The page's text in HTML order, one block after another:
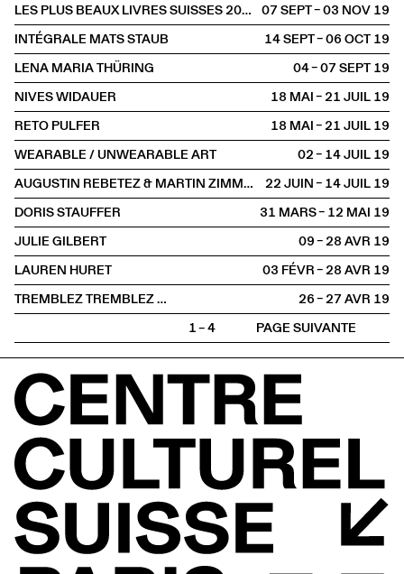
LES PLUS BEAUX LIVRES SUISSES 2018
07 SEPT – 03 NOV2019
INTÉGRALE MATS STAUB
14 SEPT – 06 OCT2019
LENA MARIA THÜRING
04 – 07 SEPT2019
NIVES WIDAUER
18 MAI – 21 JUIL2019
RETO PULFER
18 MAI – 21 JUIL2019
WEARABLE / UNWEARABLE ART
02 – 14 JUIL2019
AUGUSTIN REBETEZ & MARTIN ZIMMERMANN
22 JUIN – 14 JUIL2019
DORIS STAUFFER
31 MARS – 12 MAI2019
JULIE GILBERT
09 – 28 AVR2019
LAUREN HURET
03 FÉVR – 28 AVR2019
TREMBLEZ TREMBLEZ …
26 – 27 AVR2019
1 – 4
PAGE SUIVANTE